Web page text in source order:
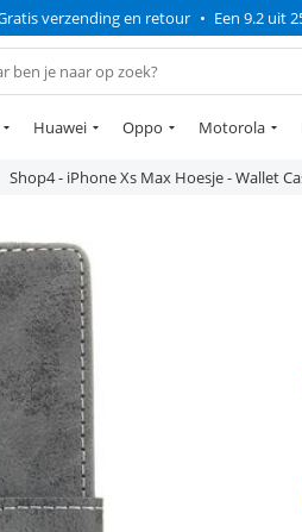
verzending en retour • Een 9.2 uit
Huawei Oppo Motorola
Shop4 - iPhone Xs Max Hoesje - Wallet